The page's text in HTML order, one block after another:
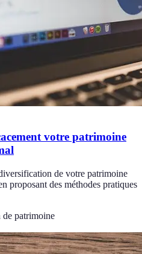
votre patrimoine
de votre patrimoine
proposant des méthodes pratiques
de patrimoine